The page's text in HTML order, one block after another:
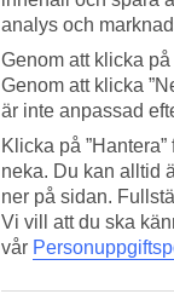
analys och
Genom att klicka
Genom att klicka
är inte anpassad
Klicka på
neka. Du kan alltid
ner på sidan.
Vi vill att du ska
vår